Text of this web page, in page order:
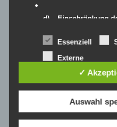
Dezember 2022
August 2022
Dezember 2021
September 2021
d) Einschränkung
Einschränkung der
Markierung
Daten mit dem Ziel,
einzuschränken.
e) Profiling
Profiling ist jede Art
Essenziell
Externe
Dienste✓
Auswahl